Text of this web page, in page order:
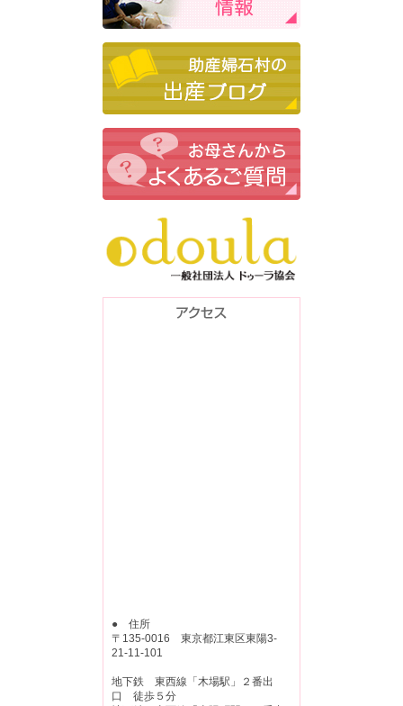
● 住所
〒135-0016 東京都江東区東陽3-
21-11-101
地下鉄 東西線「木場駅」２番出
口 徒歩５分